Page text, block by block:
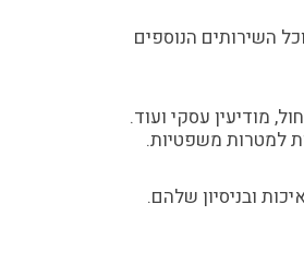
השירותים הנוספים
מודיעין עסקי ועוד.
למטרות משפטיות.
ובניסיון שלהם.